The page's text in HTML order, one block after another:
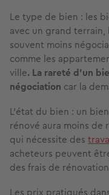
Le type de bien : les
avec un grand
souvent moins
comme les
ville. La rareté d’un
négociation car la
L'état du bien : un
rénové aura moins de
qui nécessite des
acheteurs peuvent
des frais de